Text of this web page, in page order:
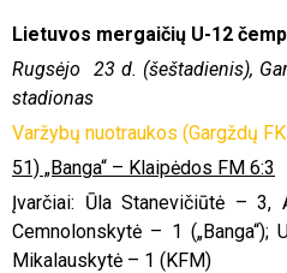
Lietuvos mergaičių U-12
Rugsėjo 23 d. (šeštadienis),
stadionas
Varžybų nuotraukos (Gargždų FK
51) „Banga“ – Klaipėdos FM 6:3
Įvarčiai: Ūla Stanevičiūtė – 3,
Cemnolonskytė – 1 („Banga“);
Mikalauskytė – 1 (KFM)